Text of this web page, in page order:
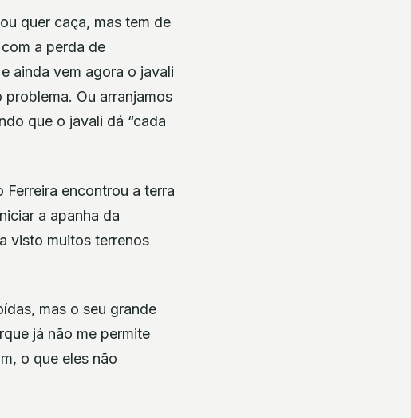
quer caça, mas tem de
a perda de
ainda vem agora o javali
Ou arranjamos
que o javali dá “cada
encontrou a terra
a apanha da
visto muitos terrenos
mas o seu grande
já não me permite
o que eles não